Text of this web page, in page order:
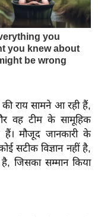
राय सामने आ रही हैं,
वह टीम के सामूहिक
मौजूद जानकारी के
सटीक विज्ञान नहीं है,
जिसका सम्मान किया